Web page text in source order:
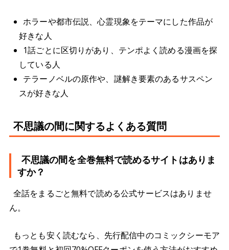
ホラーや都市伝説、心霊現象をテーマにした作品が
好きな人
1話ごとに区切りがあり、テンポよく読める漫画を探
している人
テラーノベルの原作や、謎解き要素のあるサスペン
スが好きな人
不思議の間に関するよくある質問
不思議の間を全巻無料で読めるサイトはありま
すか？
全話をまるごと無料で読める公式サービスはありませ
ん。
もっとも安く読むなら、先行配信中のコミックシーモア